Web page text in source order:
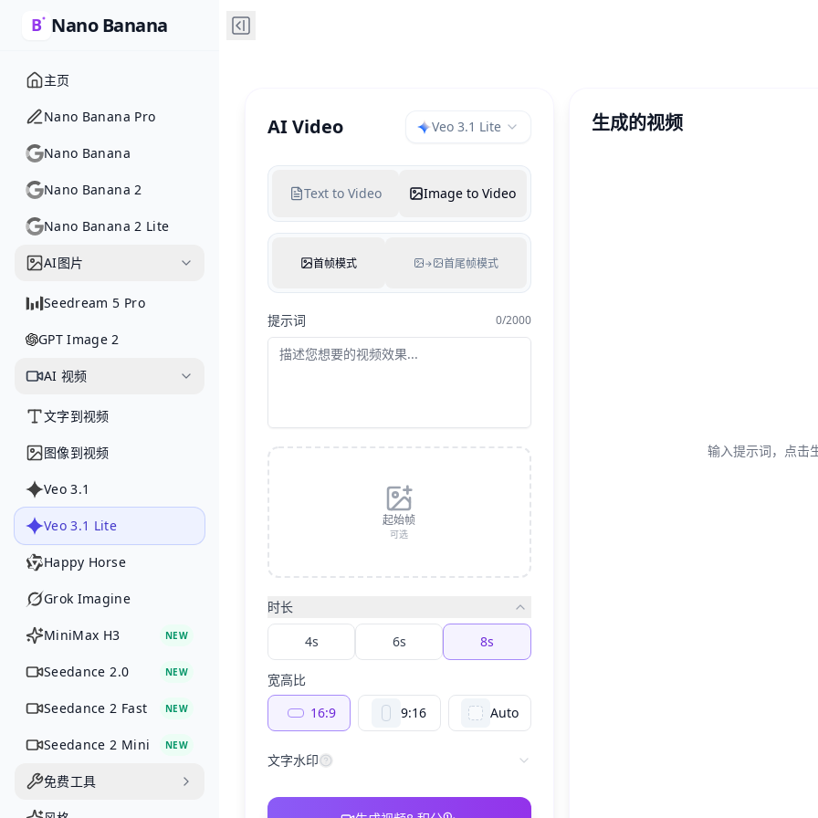
Nano Banana
主页
Nano Banana Pro
Nano Banana
Nano Banana 2
Nano Banana 2 Lite
AI图片
Seedream 5 Pro
GPT Image 2
AI 视频
文字到视频
图像到视频
Veo 3.1
Veo 3.1 Lite
Happy Horse
Grok Imagine
MiniMax H3 NEW
Seedance 2.0 NEW
Seedance 2 Fast NEW
Seedance 2 Mini NEW
免费工具
AI Video Veo 3.1 Lite
Text to Video Image to Video
首帧模式 → 首尾帧模式
提示词 0/2000
起始帧
可选
时长
4s
6s 8s
宽高比
16:9
9:16 Auto
文字水印
生成的视频
输入提示词，点击